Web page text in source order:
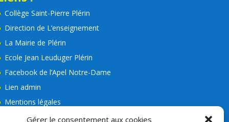
Gérer le consentement aux cookies
Collège Saint-Pierre Plérin
Direction de L’enseignement
La Mairie de Plérin
Ecole Jean Leuduger Plérin
Facebook de l’Apel Notre-Dame
Lien admin
Mentions légales